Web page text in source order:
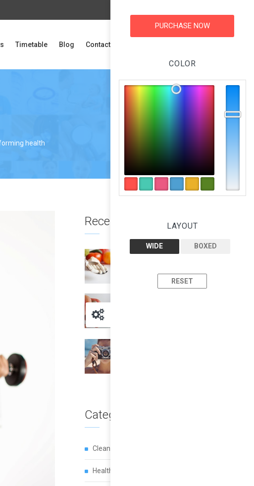
Timetable Blog Contact
health
Recent Post
Replace soda with water
Categories
Clean Environment
Health Basics
PURCHASE NOW
COLOR
LAYOUT
WIDE BOXED
RESET